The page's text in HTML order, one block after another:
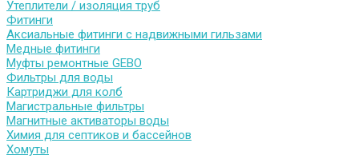
Утеплители / изоляция труб
Фитинги
Аксиальные фитинги с надвижными гильзами
Медные фитинги
Муфты ремонтные GEBO
Фильтры для воды
Картриджи для колб
Магистральные фильтры
Магнитные активаторы воды
Химия для септиков и бассейнов
Хомуты